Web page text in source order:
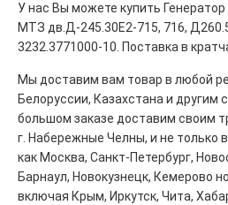
У нас Вы можете купить
МТЗ дв.Д-245.30Е2-715, 716,
3232.3771000-10. Поставка в
Мы доставим вам товар в любой
Белоруссии, Казахстана и другим
большом заказе доставим своим
г. Набережные Челны, и не только
как Москва, Санкт-Петербург,
Барнаул, Новокузнецк, Кемерово
включая Крым, Иркутск, Чита,